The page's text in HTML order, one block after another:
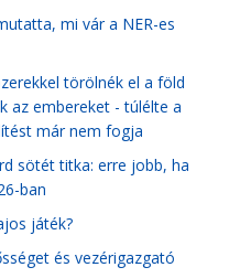
mi vár a NER-es
törölnék el a föld
az embereket - túlélte a
már nem fogja
sötét titka: erre jobb, ha
ban
játék?
és vezérigazgató